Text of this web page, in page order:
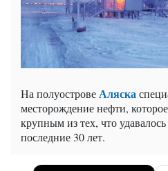
На полуостровеАляска
месторождение нефти,
крупным из тех, что
последние 30 лет.